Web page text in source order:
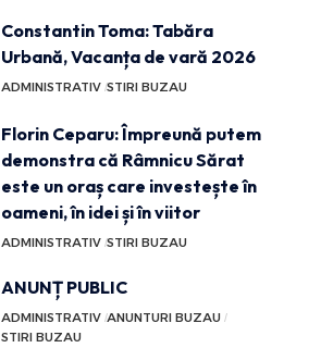
Constantin Toma: Tabăra
Urbană, Vacanța de vară 2026
ADMINISTRATIV STIRI BUZAU
Florin Ceparu: Împreună putem
demonstra că Râmnicu Sărat
este un oraș care investește în
oameni, în idei și în viitor
ADMINISTRATIV STIRI BUZAU
ANUNȚ PUBLIC
ADMINISTRATIV ANUNTURI BUZAU
STIRI BUZAU